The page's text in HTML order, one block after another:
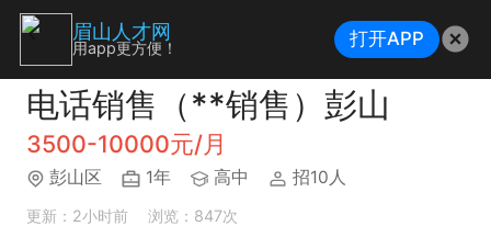
电话销售（**销售）彭山
3500-10000元/月
彭山区 1年 高中 招10人
更新：2小时前 浏览：847次
眉山人才网
用app更方便！ 打开APP